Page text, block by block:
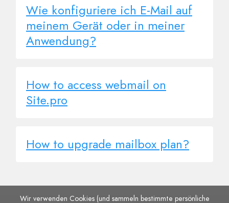
Wie konfiguriere ich E-Mail auf
meinem Gerät oder in meiner
Anwendung?
How to access webmail on
Site.pro
How to upgrade mailbox plan?
Wir verwenden Cookies (und sammeln bestimmte persönliche